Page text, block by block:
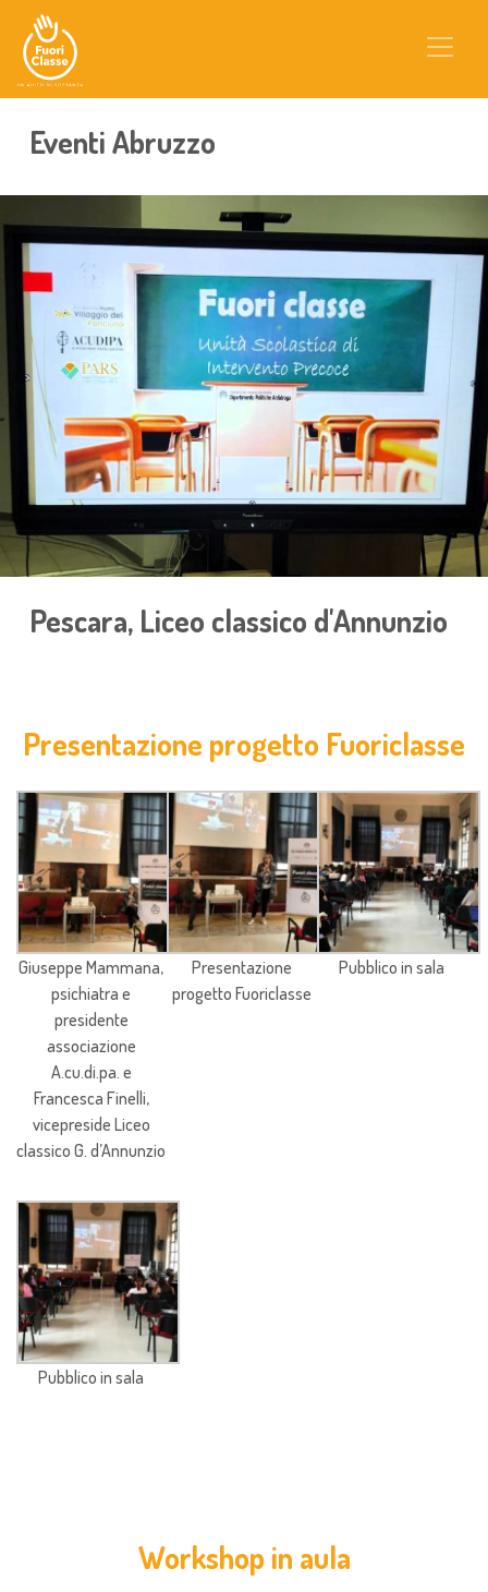
Eventi Abruzzo
Pescara, Liceo classico d'Annunzio
Presentazione progetto Fuoriclasse
Giuseppe Mammana,
psichiatra e
presidente
associazione
A.cu.di.pa. e
Francesca Finelli,
vicepreside Liceo
classico G. d’Annunzio
Presentazione
progetto Fuoriclasse
Pubblico in sala
Pubblico in sala
Workshop in aula